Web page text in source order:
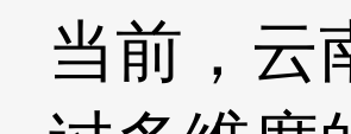
当前，云